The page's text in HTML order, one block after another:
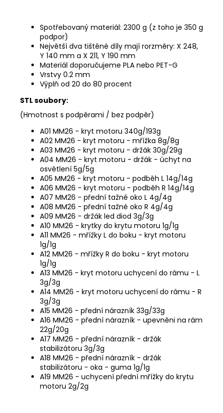
Spotřebovaný materiál: 2300 g (z toho je 350 g
podpor)
Největší dva tištěné díly mají rorzměry: X 248,
Y 140 mm a X 211, Y 190 mm
Materiál doporučujeme PLA nebo PET-G
Vrstvy 0.2 mm
Výplň od 20 do 80 procent
STL soubory:
(Hmotnost s podpěrami / bez podpěr)
A01 MM26 - kryt motoru 340g/193g
A02 MM26 - kryt motoru - mřížka 8g/8g
A03 MM26 - kryt motoru - držák 30g/29g
A04 MM26 - kryt motoru - držák - úchyt na
osvětlení 5g/5g
A05 MM26 - kryt motoru - podběh L 14g/14g
A06 MM26 - kryt motoru - podběh R 14g/14g
A07 MM26 - přední tažné oko L 4g/4g
A08 MM26 - přední tažné oko R 4g/4g
A09 MM26 - držák led diod 3g/3g
A10 MM26 - krytky do krytu motoru 1g/1g
A11 MM26 - mřížky L do boku - kryt motoru
1g/1g
A12 MM26 - mřížky R do boku - kryt motoru
1g/1g
A13 MM26 - kryt motoru uchycení do rámu - L
3g/3g
A14 MM26 - kryt motoru uchycení do rámu - R
3g/3g
A15 MM26 - přední nárazník 33g/33g
A16 MM26 - přední nárazník - upevněni na rám
22g/20g
A17 MM26 - přední nárazník - držák
stabilizátoru 3g/3g
A18 MM26 - přední nárazník - držák
stabilizátoru - oka - guma 1g/1g
A19 MM26 - uchycení přední mřížky do krytu
motoru 2g/2g